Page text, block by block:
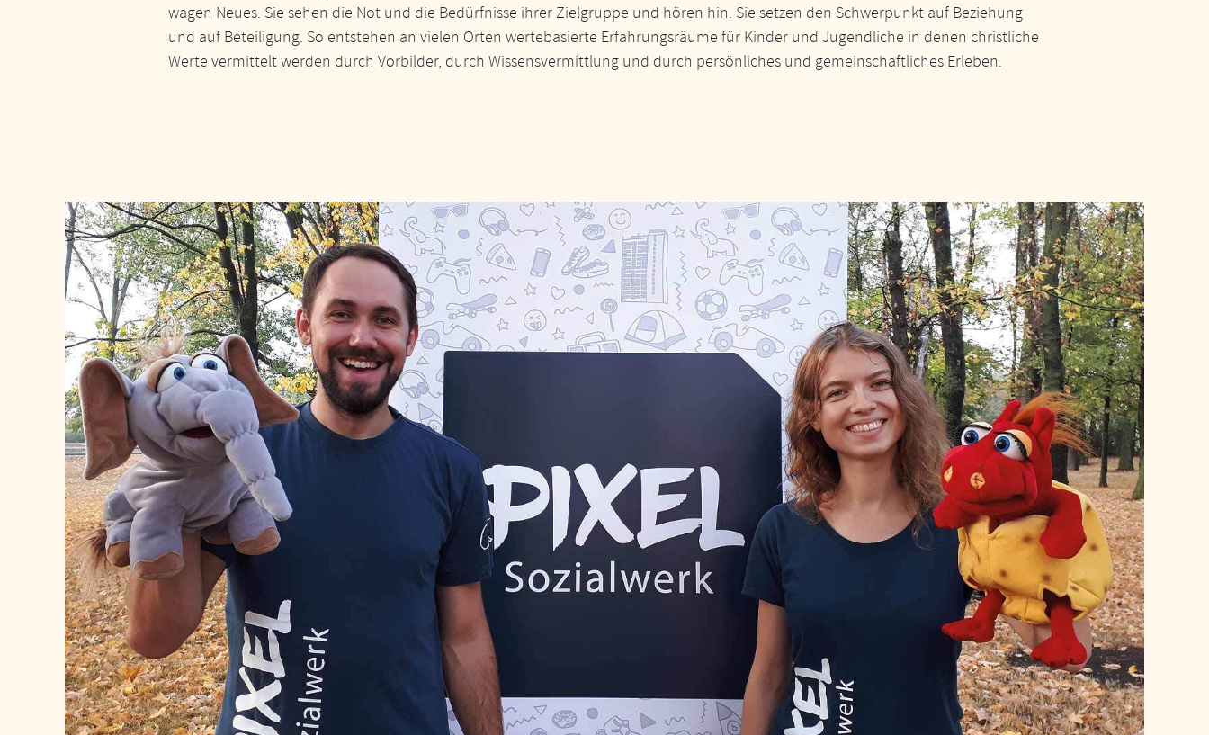
wagen Neues. Sie sehen die Not und die Bedürfnisse ihrer Zielgruppe und hören hin. Sie setzen den Schwerpunkt auf Beziehung
und auf Beteiligung. So entstehen an vielen Orten wertebasierte Erfahrungsräume für Kinder und Jugendliche in denen christliche
Werte vermittelt werden durch Vorbilder, durch Wissensvermittlung und durch persönliches und gemeinschaftliches Erleben.